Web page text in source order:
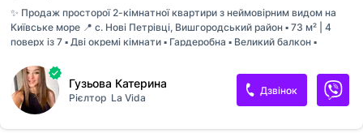
✨ Продаж просторої 2-кімнатної квартири з неймовірним видом на
Київське море 📍 с. Нові Петрівці, Вишгородський район ▪️ 73 м² | 4
поверх із 7 ▪️ Дві окремі кімнати ▪️ Гардеробна ▪️ Великий балкон ▪️
простора та затишна. Виконаний ремонт у хорошому житловому
стані, за бажанням можна зробити косметику. Все, що на фото —
залишається новим власникам. 🏡 Будинок 2008 року побудови,
оснащений генератором на освітлення, ліфт та насоси, має власну
котельню, індивідуальні лічильники та укриття. 🚪 Додатково: є
Гузьова Катерина
Рієлтор La Vida
Дзвінок